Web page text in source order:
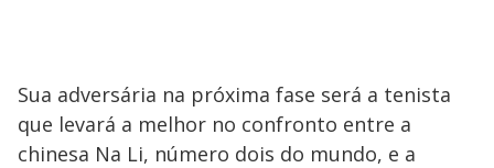
Sua adversária na próxima fase será a tenista
que levará a melhor no confronto entre a
chinesa Na Li, número dois do mundo, e a